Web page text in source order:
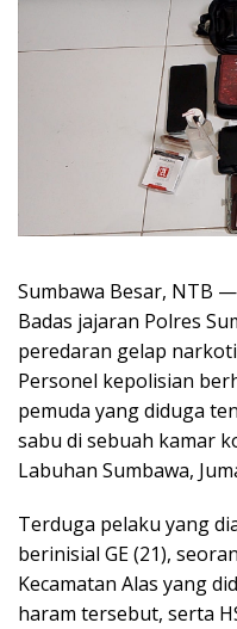
Sumbawa Besar, NTB
Badas jajaran Polres
peredaran gelap
Personel kepolisian
pemuda yang diduga
sabu di sebuah kamar
Labuhan Sumbawa,
Terduga pelaku yang
berinisial GE (21),
Kecamatan Alas yang
haram tersebut, serta